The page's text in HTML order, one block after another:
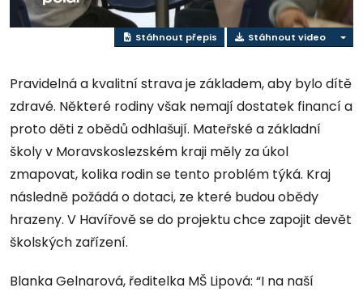
Stáhnout přepis Stáhnout video
Pravidelná a kvalitní strava je základem, aby bylo dítě
zdravé. Některé rodiny však nemají dostatek financí a
proto děti z obědů odhlašují. Mateřské a základní
školy v Moravskoslezském kraji měly za úkol
zmapovat, kolika rodin se tento problém týká. Kraj
následně požádá o dotaci, ze které budou obědy
hrazeny. V Havířově se do projektu chce zapojit devět
školských zařízení.
Blanka Gelnarová, ředitelka MŠ Lipová: “I na naší